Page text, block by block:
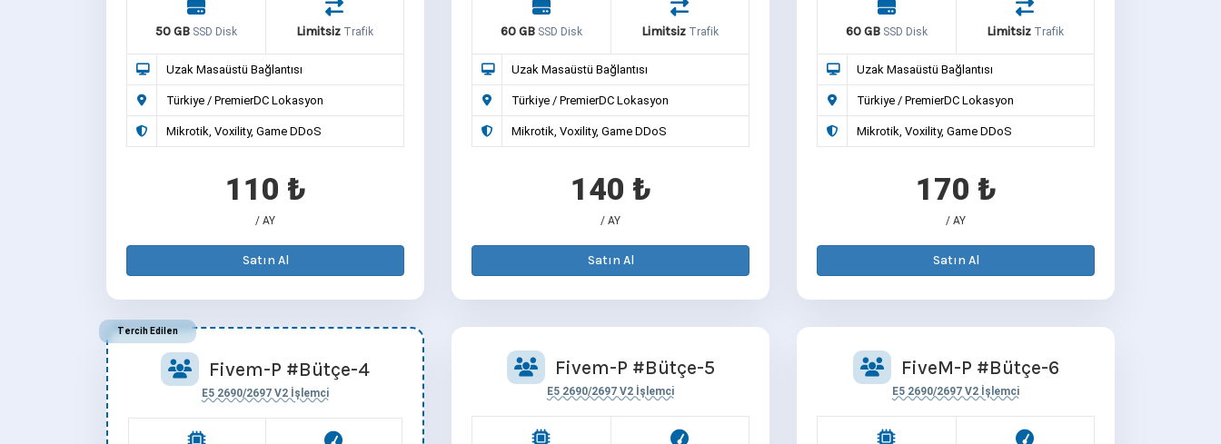
50 GB SSD Disk Limitsiz Trafik
Uzak Masaüstü Bağlantısı
Türkiye / PremierDC Lokasyon
Mikrotik, Voxility, Game DDoS
110 ₺
/ AY
Satın Al
60 GB SSD Disk Limitsiz Trafik
Uzak Masaüstü Bağlantısı
Türkiye / PremierDC Lokasyon
Mikrotik, Voxility, Game DDoS
140 ₺
/ AY
Satın Al
60 GB SSD Disk Limitsiz Trafik
Uzak Masaüstü Bağlantısı
Türkiye / PremierDC Lokasyon
Mikrotik, Voxility, Game DDoS
170 ₺
/ AY
Satın Al
Tercih Edilen
Fivem-P #Bütçe-4
E5 2690/2697 V2 İşlemci
Fivem-P #Bütçe-5
E5 2690/2697 V2 İşlemci
FiveM-P #Bütçe-6
E5 2690/2697 V2 İşlemci